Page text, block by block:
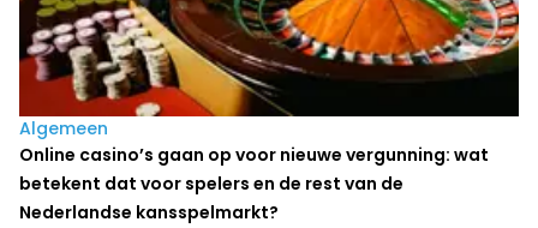
Algemeen
Online casino’s gaan op voor nieuwe vergunning: wat
betekent dat voor spelers en de rest van de
Nederlandse kansspelmarkt?